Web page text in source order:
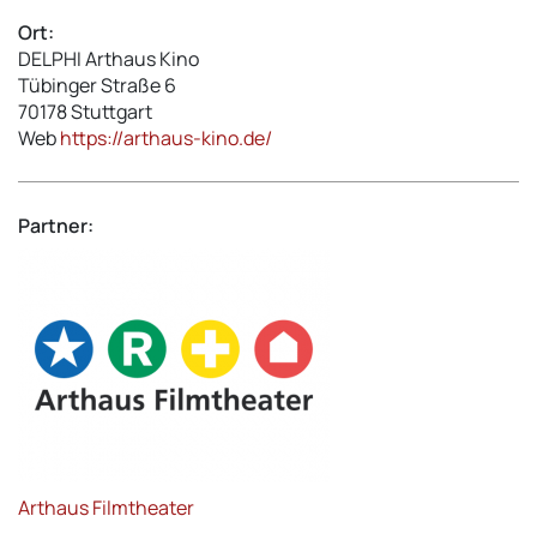
Ort:
DELPHI Arthaus Kino
Tübinger Straße 6
70178Stuttgart
Webhttps://arthaus-kino.de/
Partner:
Arthaus Filmtheater